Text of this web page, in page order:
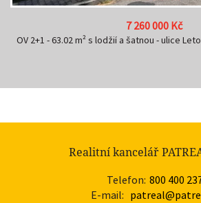
8 135 000 Kč
Bytová jednotka 2+kk s terasou a zahrádkou
Realitní kancelář
Telefon: 800 400
E-mail: